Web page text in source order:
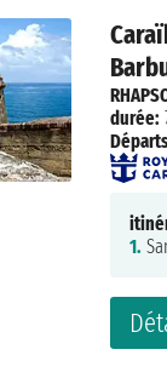
durée:
1.